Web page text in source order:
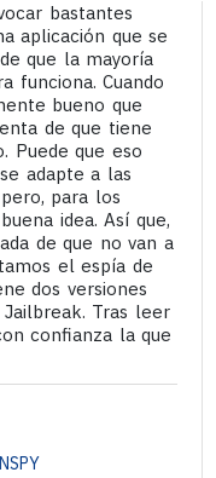
bastantes
aplicación que se
que la mayoría
funciona. Cuando
bueno que
de que tiene
Puede que eso
adapte a las
para los
idea. Así que,
de que no van a
el espía de
dos versiones
Tras leer
confianza la que